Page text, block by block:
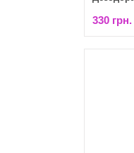
330 грн.